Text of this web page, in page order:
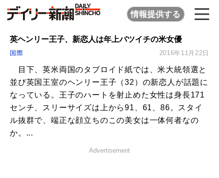
情報提供する
英ヘンリー王子、新恋人は年上バツイチの米女優
国際 2016年11月22日
目下、英米両国のタブロイド紙では、米大統領選と
並び英国王室のヘンリー王子（32）の新恋人が話題に
なっている。王子のハートを射止めた女性は身長171
センチ、スリーサイズは上から91、61、86。スタイ
ル抜群で、端正な顔立ちのこの美女は一体何者なの
か。...
Advertisement